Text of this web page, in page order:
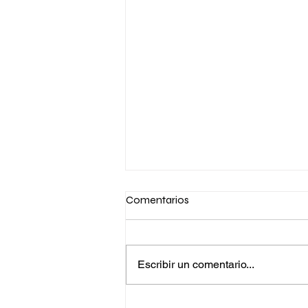
Comentarios
Escribir un comentario...